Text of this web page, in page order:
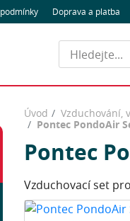
podmínky Doprava a platba
Hledat
Úvod Vzduchování,
Pontec PondoAir
Pontec
Vzduchovací set